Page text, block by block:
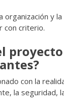
organización y
con criterio.
con la
la seguridad,